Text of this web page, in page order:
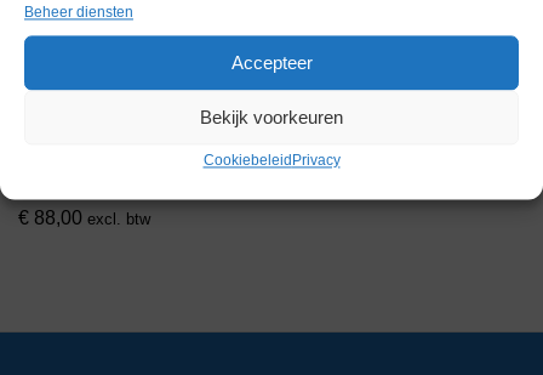
Beheer diensten
Accepteer
Bekijk voorkeuren
Cookiebeleid Privacy
Thermo Scientific Nalgene 500
EXT 24134
€ 88,00 excl. btw